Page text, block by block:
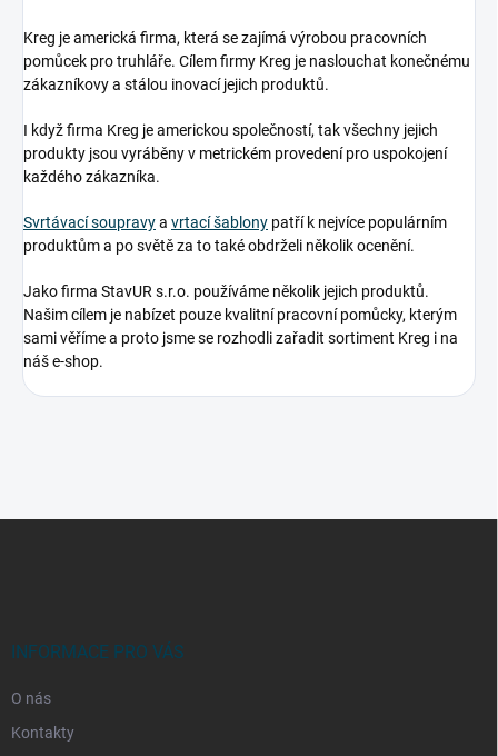
Kreg je americká firma, která se zajímá výrobou pracovních
pomůcek pro truhláře. Cílem firmy Kreg je naslouchat konečnému
zákazníkovy a stálou inovací jejich produktů.
I když firma Kreg je americkou společností, tak všechny jejich
produkty jsou vyráběny v metrickém provedení pro uspokojení
každého zákazníka.
Svrtávací soupravya vrtací šablony patří k nejvíce populárním
produktům a po světě za to také obdrželi několik ocenění.
Jako firma StavUR s.r.o. používáme několik jejich produktů.
Našim cílem je nabízet pouze kvalitní pracovní pomůcky, kterým
sami věříme a proto jsme se rozhodli zařadit sortiment Kreg i na
náš e-shop.
INFORMACE PRO VÁS
O nás
Kontakty